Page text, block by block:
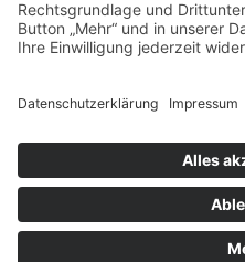
I consent to theGDPR Terms
Send
Compare